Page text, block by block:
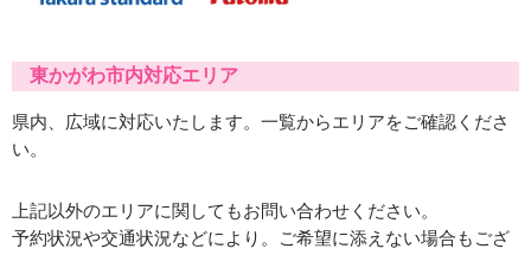
東かがわ市内対応エリア
県内、広域に対応いたします。一覧からエリアをご確認くださ
い。
上記以外のエリアに関してもお問い合わせください。
予約状況や交通状況などにより。ご希望に添えない場合もござ